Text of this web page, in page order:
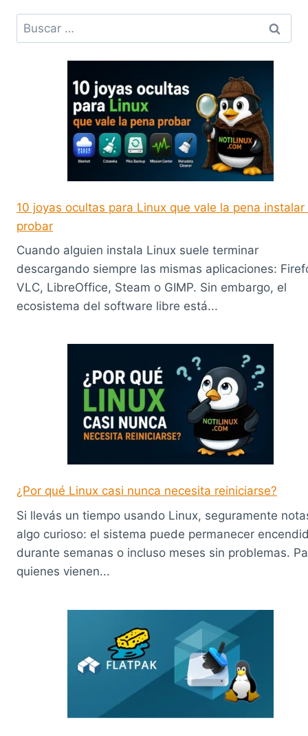
Buscar:
10 joyas ocultas para Linux que vale la pena instalar
probar
Cuando alguien instala Linux suele terminar
descargando siempre las mismas aplicaciones:
VLC, LibreOffice, Steam o GIMP. Sin embargo, el
ecosistema del software libre está...
¿Por qué Linux casi nunca necesita reiniciarse?
Si llevás un tiempo usando Linux, seguramente
algo curioso: el sistema puede permanecer
durante semanas o incluso meses sin problemas.
quienes vienen...